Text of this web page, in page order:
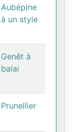
Aubépine
à un style
Genêt à
balai
Prunellier